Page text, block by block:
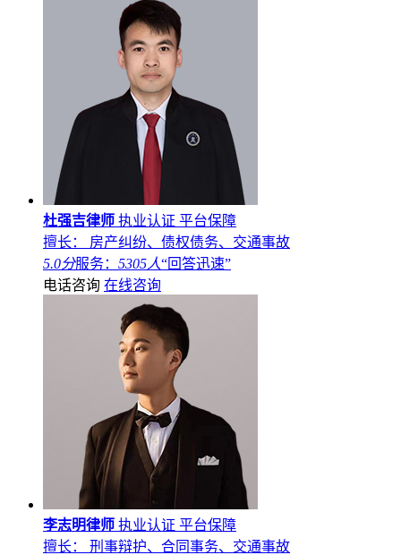
杜强吉律师 执业认证 平台保障
擅长： 房产纠纷、债权债务、交通事故
5.0分服务： 5305人“回答迅速”
电话咨询 在线咨询
李志明律师 执业认证 平台保障
擅长： 刑事辩护、合同事务、交通事故